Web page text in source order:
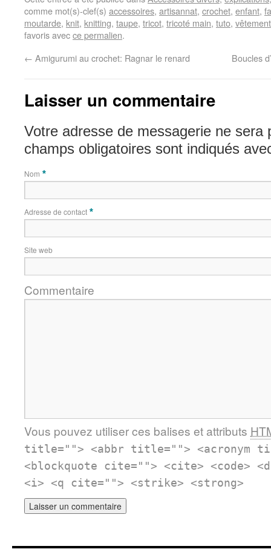
comme mot(s)-clef(s) accessoires, artisannat, crochet, enfant,
moutarde, knit, knitting, taupe, tricot, tricoté main, tuto,
favoris avecce permalien.
← Amigurumi au crochet: Ragnar le renard Boucles
Laisser un commentaire
Votre adresse de messagerie ne sera
champs obligatoires sont indiqués
Nom *
Adresse de contact *
Site web
Commentaire
Vous pouvez utiliser ces balises et attributs
title=""> <abbr title=""> <acronym
<blockquote cite=""> <cite> <code>
<i> <q cite=""> <strike> <strong>